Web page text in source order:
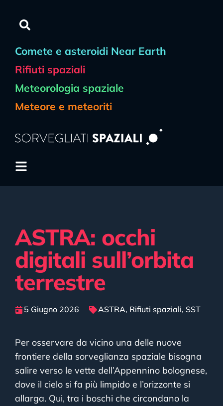
Comete e asteroidi Near Earth
Rifiuti spaziali
Meteorologia spaziale
Meteore e meteoriti
ASTRA: occhi
digitali sull’orbita
terrestre
5 Giugno 2026 ASTRA, Rifiuti spaziali, SST
Per osservare da vicino una delle nuove
frontiere della sorveglianza spaziale bisogna
salire verso le vette dell’Appennino bolognese,
dove il cielo si fa più limpido e l’orizzonte si
allarga. Qui, tra i boschi che circondano la